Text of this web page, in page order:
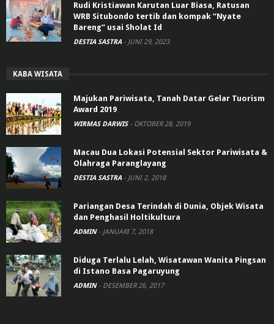
Rudi Kristiawan Karutan Luar Biasa, Ratusan
WRB Situbondo tertib dan kompak “Nyate
Bareng” usai Sholat Id
DESTIA SASTRA - JUNI 29, 2023
KABA WISATA
Majukan Pariwisata, Tanah Datar Gelar Tuorism
Award 2019
WIRMAS DARWIS - OKTOBER 28, 2019
Macau Dua Lokasi Potensial Sektor Pariwisata &
Olahraga Paranglayang
DESTIA SASTRA - JUNI 2, 2018
Pariangan Desa Terindah di Dunia, Objek Wisata
dan Penghasil Holtikultura
ADMIN - JANUARI 7, 2018
Diduga Terlalu Lelah, Wisatawan Wanita Pingsan
di Istano Basa Pagaruyung
ADMIN - DESEMBER 26, 2017